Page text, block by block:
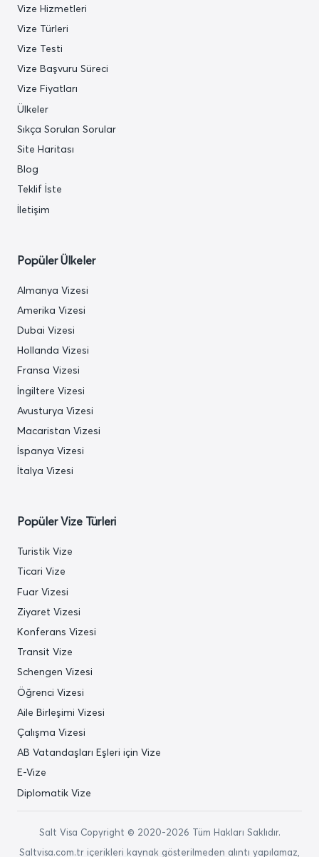
Vize Hizmetleri
Vize Türleri
Vize Testi
Vize Başvuru Süreci
Vize Fiyatları
Ülkeler
Sıkça Sorulan Sorular
Site Haritası
Blog
Teklif İste
İletişim
Popüler Ülkeler
Almanya Vizesi
Amerika Vizesi
Dubai Vizesi
Hollanda Vizesi
Fransa Vizesi
İngiltere Vizesi
Avusturya Vizesi
Macaristan Vizesi
İspanya Vizesi
İtalya Vizesi
Popüler Vize Türleri
Turistik Vize
Ticari Vize
Fuar Vizesi
Ziyaret Vizesi
Konferans Vizesi
Transit Vize
Schengen Vizesi
Öğrenci Vizesi
Aile Birleşimi Vizesi
Çalışma Vizesi
AB Vatandaşları Eşleri için Vize
E-Vize
Diplomatik Vize
Salt Visa Copyright © 2020-2026 Tüm Hakları Saklıdır.
Saltvisa.com.tr içerikleri kaynak gösterilmeden alıntı yapılamaz,